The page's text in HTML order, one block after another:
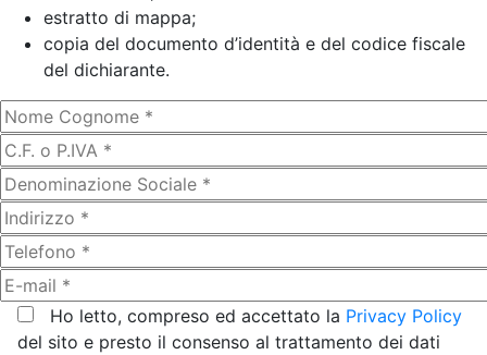
estratto di mappa;
copia del documento d’identità e del codice fiscale
del dichiarante.
Ho letto, compreso ed accettato la Privacy Policy
del sito e presto il consenso al trattamento dei dati